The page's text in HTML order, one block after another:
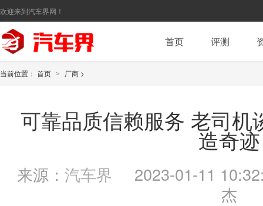
欢迎来到汽车界网！
首页 评测
当前位置： 首页 > 厂商 >
可靠品质信赖服务 老司机
造奇迹
来源： 汽车界
2023-01-11
杰